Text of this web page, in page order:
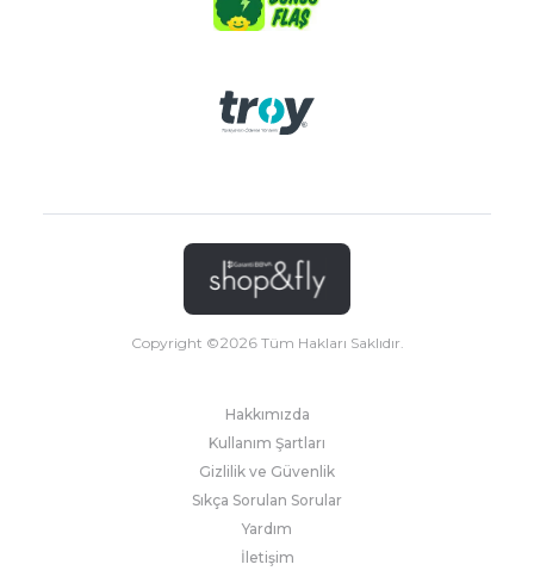
Copyright ©2026Tüm Hakları Saklıdır.
Hakkımızda
Kullanım Şartları
Gizlilik ve Güvenlik
Sıkça Sorulan Sorular
Yardım
İletişim